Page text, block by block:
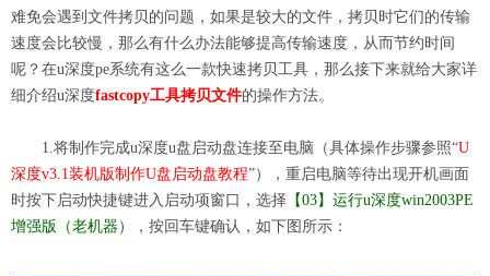
难免会遇到文件拷贝的问题，如果是较大的文件，拷贝时它们的传输
速度会比较慢，那么有什么办法能够提高传输速度，从而节约时间
呢？在u深度pe系统有这么一款快速拷贝工具，那么接下来就给大家详
细介绍u深度fastcopy工具拷贝文件的操作方法。
1.将制作完成u深度u盘启动盘连接至电脑（具体操作步骤参照“U
深度v3.1装机版制作U盘启动盘教程”），重启电脑等待出现开机画面
时按下启动快捷键进入启动项窗口，选择 【03】运行u深度win2003PE
增强版（老机器）
，按回车键确认，如下图所示：